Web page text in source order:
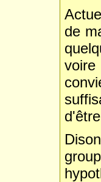
de